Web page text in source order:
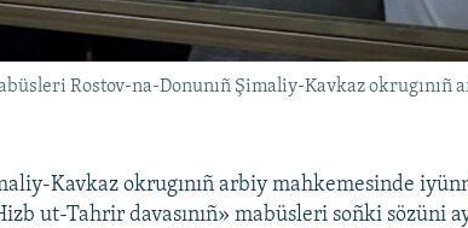
Rostov-na-Donunıñ Şimaliy-Kavkaz okrugınıñ
Kavkaz okrugınıñ arbiy mahkemesinde
ut-Tahrir davasınıñ» mabüsleri soñki sözüni